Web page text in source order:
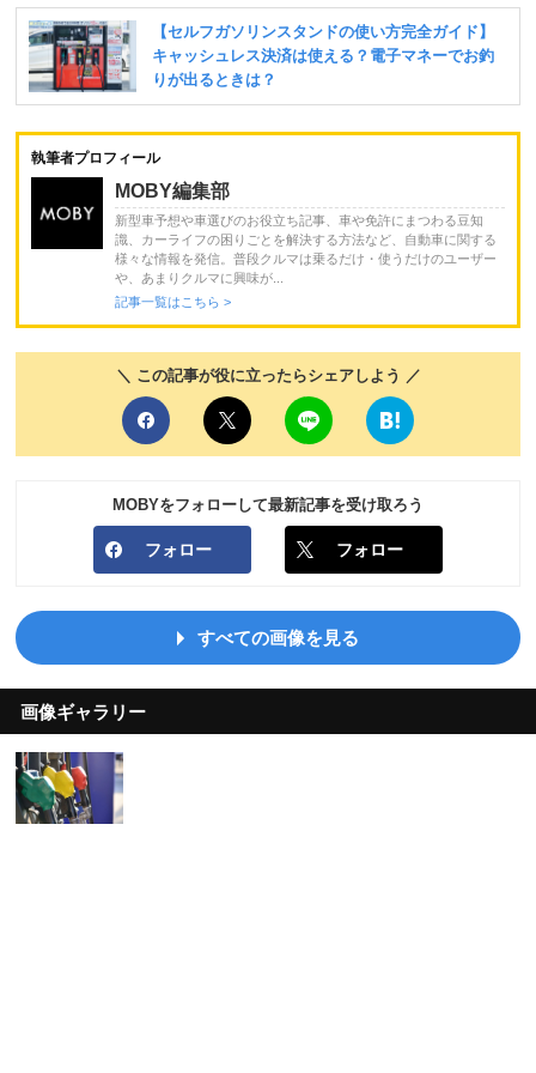
執筆者プロフィール
MOBY編集部
新型車予想や車選びのお役立ち記事、車や免許にまつわる豆知
識、カーライフの困りごとを解決する方法など、自動車に関する
様々な情報を発信。普段クルマは乗るだけ・使うだけのユーザー
や、あまりクルマに興味が...
記事一覧はこちら >
＼ この記事が役に立ったらシェアしよう ／
MOBYをフォローして最新記事を受け取ろう
フォロー フォロー
すべての画像を見る
画像ギャラリー